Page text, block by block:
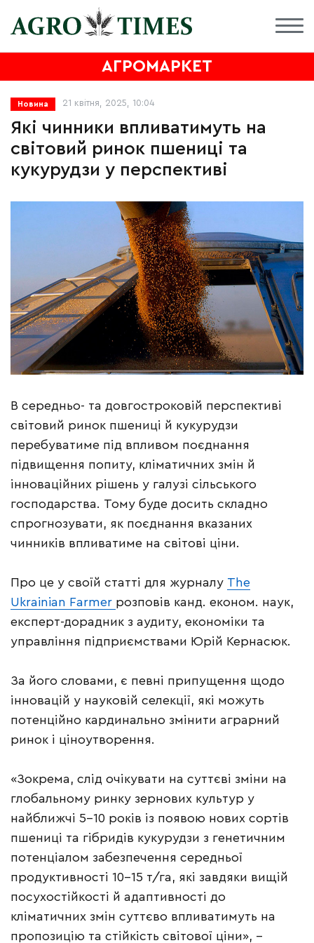
АГРОМАРКЕТ
Новина 21 квітня, 2025, 10:04
Які чинники впливатимуть на
світовий ринок пшениці та
кукурудзи у перспективі
В середньо- та довгостроковій перспективі
світовий ринок пшениці й кукурудзи
перебуватиме під впливом поєднання
підвищення попиту, кліматичних змін й
інноваційних рішень у галузі сільського
господарства. Тому буде досить складно
спрогнозувати, як поєднання вказаних
чинників впливатиме на світові ціни.
Про це у своїй статті для журналу The
Ukrainian Farmer розповів канд. економ. наук,
експерт-дорадник з аудиту, економіки та
управління підприємствами Юрій Кернасюк.
За його словами, є певні припущення щодо
інновацій у науковій селекції, які можуть
потенційно кардинально змінити аграрний
ринок і ціноутворення.
«Зокрема, слід очікувати на суттєві зміни на
глобальному ринку зернових культур у
найближчі 5–10 років із появою нових сортів
пшениці та гібридів кукурудзи з генетичним
потенціалом забезпечення середньої
продуктивності 10–15 т/га, які завдяки вищій
посухостійкості й адаптивності до
кліматичних змін суттєво впливатимуть на
пропозицію та стійкість світової ціни», –